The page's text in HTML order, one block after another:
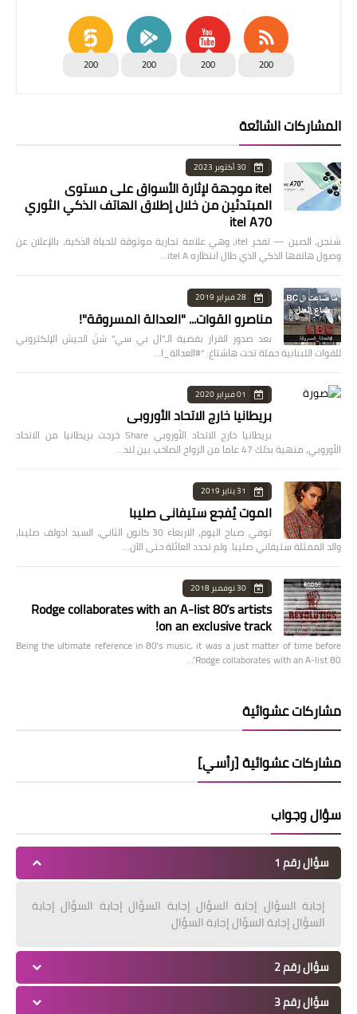
200
200
200
200
المشاركات الشائعة
30 أكتوبر 2023
itel موجهة لإثارة الأسواق على مستوى
المبتدئين من خلال إطلاق الهاتف الذكي الثوري
itel A70
شنجن، الصين — تفخر itel، وهي علامة تجارية موثوقة للحياة الذكية، بالإعلان عن
وصول هاتفها الذكي الذي طال انتظاره itel A…
28 فبراير 2019
مناصرو القوات... "العدالة المسروقة"!
بعد صدور القرار بقضية الـ"ال بي سي" شنّ الجيش الإلكتروني
للقوات اللبنانية حملة تحت هاشتاغ: "#العدالة_ا…
01 فبراير 2020
بريطانيا خارج الاتحاد الأوروبي
بريطانيا خارج الاتحاد الأوروبي Share خرجت بريطانيا من الاتحاد
الأوروبي، منهية بذلك 47 عاما من الزواج الصاخب بين لند…
31 يناير 2019
الموت يُفجع ستيفاني صليبا
توفي صباح اليوم، الاربعاء 30 كانون الثاني، السيد ادولف صليبا،
والد الممثلة ستيفاني صليبا. ولم تحدد العائلة حتى الآن…
30 نوفمبر 2018
Rodge collaborates with an A-list 80’s artists
on an exclusive track!
Being the ultimate reference in 80’s music, it was a just matter of time before
Rodge collaborates with an A-list 80’…
مشاركات عشوائية
مشاركات عشوائية [رأسي]
سؤال وجواب
سؤال رقم 1
إجابة السؤال إجابة السؤال إجابة السؤال إجابة السؤال إجابة
السؤال إجابة السؤال إجابة السؤال
سؤال رقم 2
سؤال رقم 3